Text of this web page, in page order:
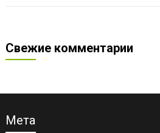
Свежие комментарии
Мета